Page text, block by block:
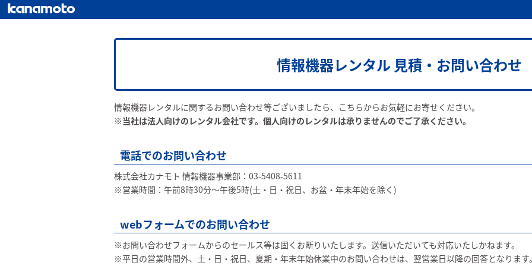
情報機器レンタル 見積・お問い合わせ
情報機器レンタルに関するお問い合わせ等ございましたら、こちらからお気軽にお寄せください。
※当社は法人向けのレンタル会社です。個人向けのレンタルは承りませんのでご了承ください。
電話でのお問い合わせ
株式会社カナモト 情報機器事業部：03-5408-5611
※営業時間：午前8時30分〜午後5時(土・日・祝日、お盆・年末年始を除く)
webフォームでのお問い合わせ
※お問い合わせフォームからのセールス等は固くお断りいたします。送信いただいても対応いたしかねます。
※平日の営業時間外、土・日・祝日、夏期・年末年始休業中のお問い合わせは、翌営業日以降の回答となります